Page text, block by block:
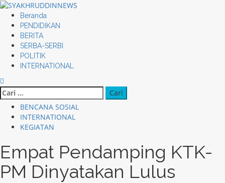
Skip
content
Primary
Menu
Beranda
PENDIDIKAN
BERITA
SERBA-SERBI
POLITIK
INTERNATIONAL
Cari
untuk:
BENCANA SOSIAL
INTERNATIONAL
KEGIATAN
Empat Pendamping KTK-
PM Dinyatakan Lulus